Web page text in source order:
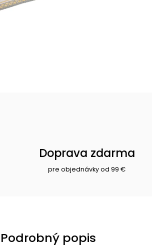
Doprava zdarma
pre objednávky od 99 €
Podrobný popis